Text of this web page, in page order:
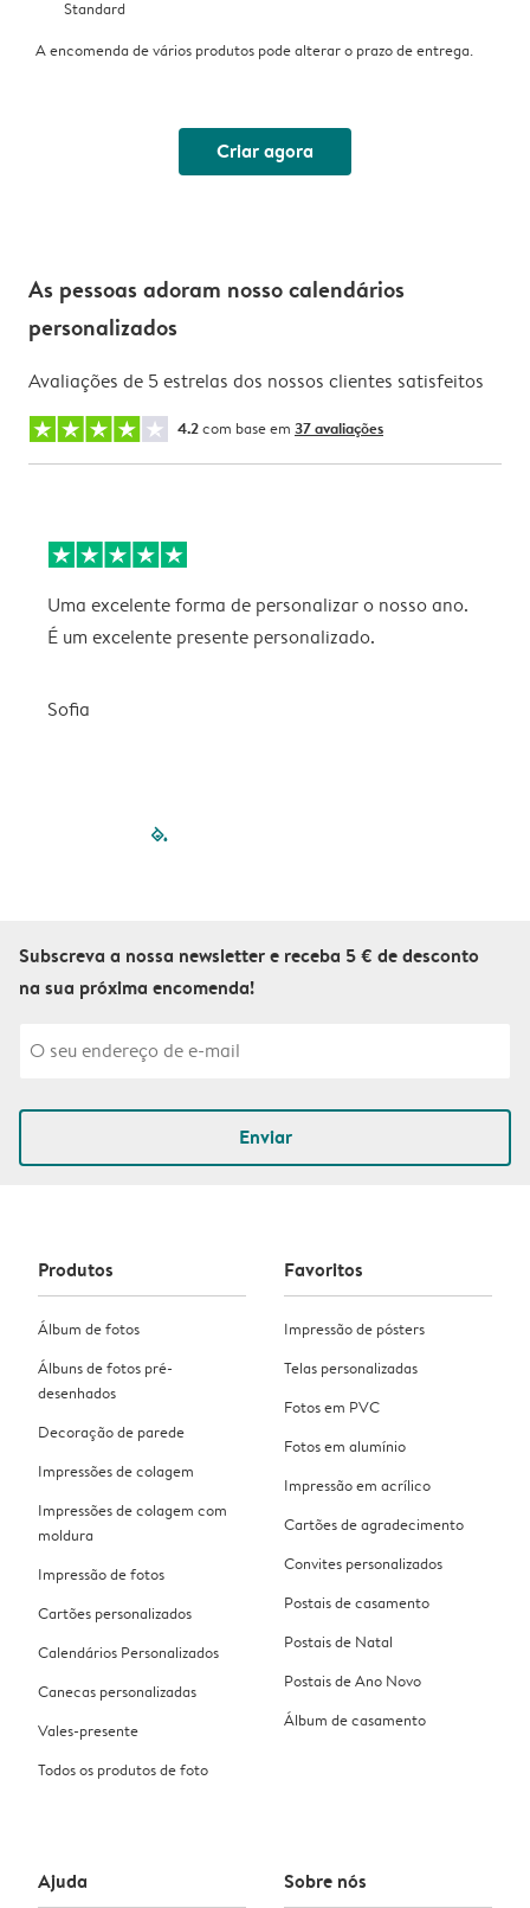
Standard
A encomenda de vários produtos pode alterar o prazo de entrega.
Criar agora
As pessoas adoram nosso calendários
personalizados
Avaliações de 5 estrelas dos nossos clientes satisfeitos
4.2com base em 37 avaliações
Uma excelente forma de personalizar o nosso ano.
É um excelente presente personalizado.
Sofia
filled-pagination
Subscreva a nossa newsletter e receba 5 € de desconto
na sua próxima encomenda!
Enviar
Produtos
Álbum de fotos
Álbuns de fotos pré-
desenhados
Decoração de parede
Impressões de colagem
Impressões de colagem com
moldura
Impressão de fotos
Cartões personalizados
Calendários Personalizados
Canecas personalizadas
Vales-presente
Todos os produtos de foto
Favoritos
Impressão de pósters
Telas personalizadas
Fotos em PVC
Fotos em alumínio
Impressão em acrílico
Cartões de agradecimento
Convites personalizados
Postais de casamento
Postais de Natal
Postais de Ano Novo
Álbum de casamento
Ajuda Sobre nós